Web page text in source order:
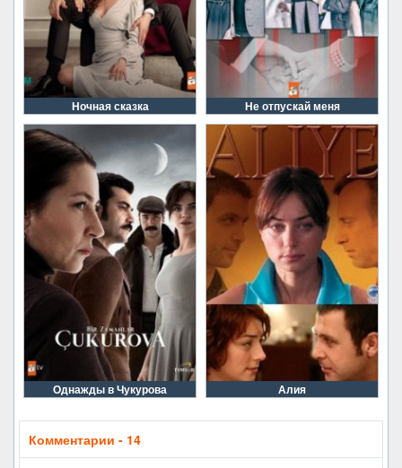
Ночная сказка Не отпускай меня
Однажды в Чукурова Алия
Комментарии - 14